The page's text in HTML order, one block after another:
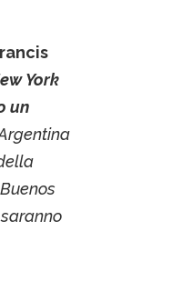
York
un